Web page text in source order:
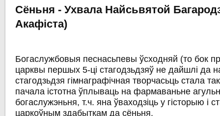
Сёньня - Ухвала Найсьвятой
Акафіста)
Богаслужбовыя песнасьпевы ўсходняй (то бок
царквы першых 5-ці стагодзьдзяў не дайшлі да
стагодзьдзя гімнаграфічная творчасьць стала
пачала істотна ўплываць на фармаваньне
богаслужэньня, т.ч. яна ўваходзіць у гісторыю і
царкоўным здабыткам да сёньня.